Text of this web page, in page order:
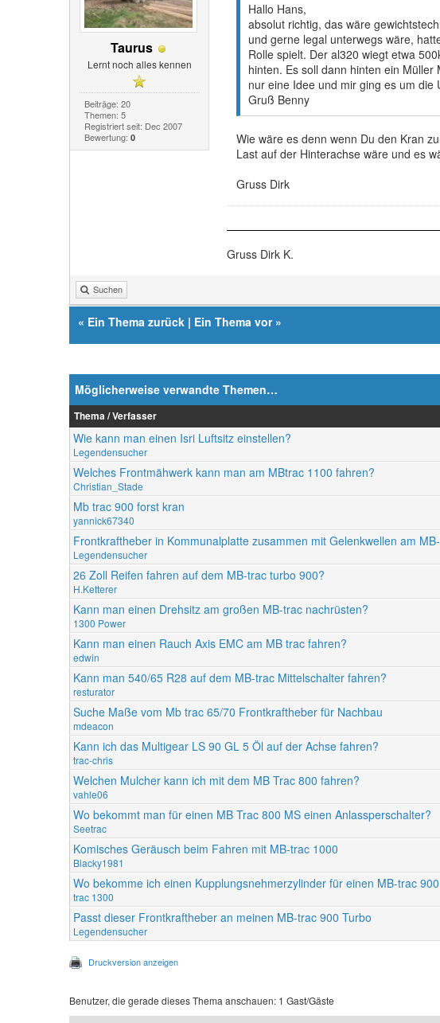
Taurus
Lernt noch alles kennen
Beiträge: 20
Themen: 5
Registriert seit: Dec 2007
Bewertung: 0
Hallo Hans,
absolut richtig, das wäre
und gerne legal unterwegs wäre,
Rolle spielt. Der al320 wiegt etwa
hinten. Es soll dann hinten ein
nur eine Idee und mir ging es um
Gruß Benny
Wie wäre es denn wenn Du den Kran
Last auf der Hinterachse wäre und es
Gruss Dirk
Gruss Dirk K.
Suchen
« Ein Thema zurück | Ein Thema vor»
Möglicherweise verwandte Themen…
Thema / Verfasser
Wie kann man einen Isri Luftsitz einstellen?
Legendensucher
Welches Frontmähwerk kann man am MBtrac 1100 fahren?
Christian_Stade
Mb trac 900 forst kran
yannick67340
Frontkraftheber in Kommunalplatte zusammen mit Gelenkwellen am
Legendensucher
26 Zoll Reifen fahren auf dem MB-trac turbo 900?
H.Ketterer
Kann man einen Drehsitz am großen MB-trac nachrüsten?
1300 Power
Kann man einen Rauch Axis EMC am MB trac fahren?
edwin
Kann man 540/65 R28 auf dem MB-trac Mittelschalter fahren?
resturator
Suche Maße vom Mb trac 65/70 Frontkraftheber für Nachbau
mdeacon
Kann ich das Multigear LS 90 GL 5 Öl auf der Achse fahren?
trac-chris
Welchen Mulcher kann ich mit dem MB Trac 800 fahren?
vahle06
Wo bekommt man für einen MB Trac 800 MS einen Anlassperschalter?
Seetrac
Komisches Geräusch beim Fahren mit MB-trac 1000
Blacky1981
Wo bekomme ich einen Kupplungsnehmerzylinder für einen MB-trac 900
trac 1300
Passt dieser Frontkraftheber an meinen MB-trac 900 Turbo
Legendensucher
Druckversion anzeigen
Benutzer, die gerade dieses Thema anschauen: 1 Gast/Gäste